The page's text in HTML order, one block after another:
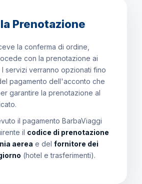
Prenotazione
la conferma di ordine,
con la prenotazione ai
servizi verranno opzionati fino
pagamento dell'acconto che
garantire la prenotazione al
il pagamento BarbaViaggi
il codice di prenotazione
aerea e del fornitore dei
(hotel e trasferimenti).